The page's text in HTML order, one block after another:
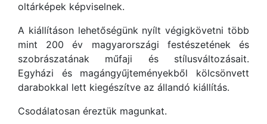
oltárképek képviselnek.
A kiállításon lehetőségünk nyílt végigkövetni több
mint 200 év magyarországi festészetének és
szobrászatának műfaji és stílusváltozásait.
Egyházi és magángyűjteményekből kölcsönvett
darabokkal lett kiegészítve az állandó kiállítás.
Csodálatosan éreztük magunkat.